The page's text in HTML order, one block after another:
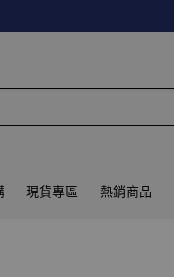
現貨專區 熱銷商品